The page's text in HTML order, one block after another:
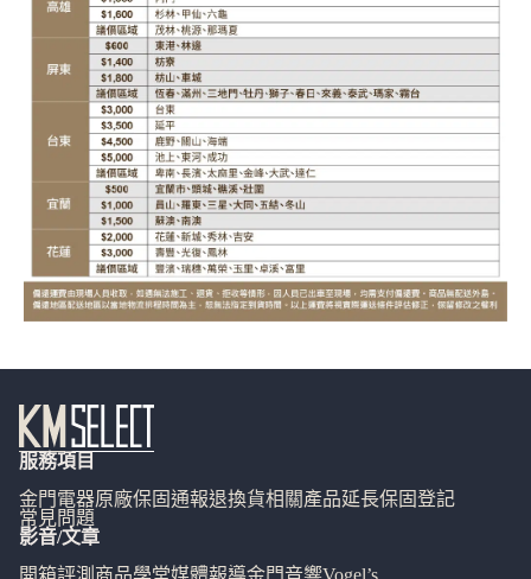
服務項目
金門電器原廠保固通報退換貨相關產品延長保固登記
常見問題
影音/文章